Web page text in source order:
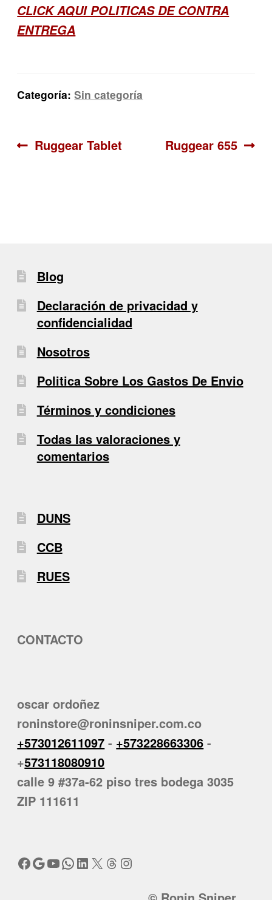
CLICK AQUI POLITICAS DE CONTRA
ENTREGA
Categoría:Sin categoría
Navegación
Anterior:
Ruggear Tablet Siguiente:
Ruggear 655
Blog
Declaración de privacidad y
confidencialidad
Nosotros
Politica Sobre Los Gastos De Envio
Términos y condiciones
Todas las valoraciones y
comentarios
DUNS
CCB
RUES
CONTACTO
oscar ordoñez
roninstore@roninsniper.com.co
+573012611097 - +573228663306 -
+573118080910
calle 9 #37a-62 piso tres bodega 3035
ZIP 111611
Facebook
Google
YouTube
WhatsApp
LinkedIn
X Threads
Instagram